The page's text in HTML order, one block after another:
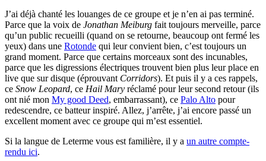
J’ai déjà chanté les louanges de ce groupe et je n’en ai pas terminé.
Parce que la voix de Jonathan Meiburg fait toujours merveille, parce
qu’un public recueilli (quand on se retourne, beaucoup ont fermé les
yeux) dans une Rotonde qui leur convient bien, c’est toujours un
grand moment. Parce que certains morceaux sont des incunables,
parce que les digressions électriques trouvent bien plus leur place en
live que sur disque (éprouvant Corridors). Et puis il y a ces rappels,
ce Snow Leopard, ce Hail Mary réclamé pour leur second retour (ils
ont nié mon My good Deed, embarrassant), ce Palo Alto pour
redescendre, ce batteur inspiré. Allez, j’arrête, j’ai encore passé un
excellent moment avec ce groupe qui m’est essentiel.
Si la langue de Leterme vous est familière, il y a un autre compte-
rendu ici.